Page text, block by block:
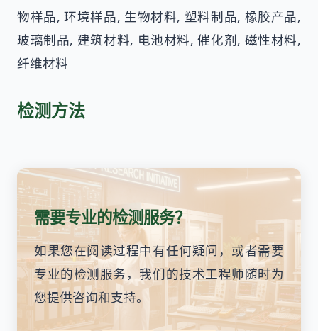
物样品, 环境样品, 生物材料, 塑料制品, 橡胶产品,
玻璃制品, 建筑材料, 电池材料, 催化剂, 磁性材料,
纤维材料
检测方法
需要专业的检测服务？
如果您在阅读过程中有任何疑问，或者需要
专业的检测服务，我们的技术工程师随时为
您提供咨询和支持。